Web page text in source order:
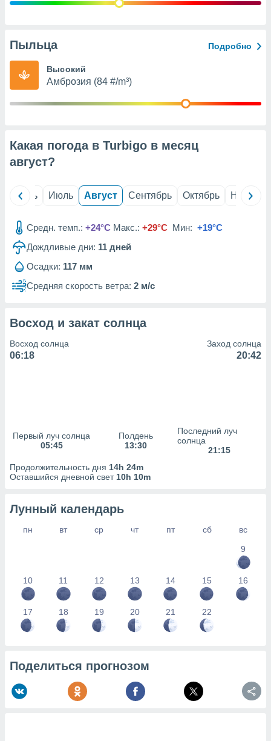
рекламы
сведения
1199
Пыльца Подробно
Высокий
Амброзия (84 #/m³)
Какая погода в Turbigo в месяц
август?
Июнь Июль Август Сентябрь Октябрь Ноябрь
Средн. темп.: +24°C Макс.: +29°C Мин: +19°C
Дождливые дни: 11 дней
Осадки: 117 мм
Средняя скорость ветра: 2 м/с
Восход и закат солнца
Восход солнца
06:18
Заход солнца
20:42
Первый луч солнца
05:45
Полдень
13:30
Последний луч
солнца
21:15
Продолжительность дня 14h 24m
Оставшийся дневной свет 10h 10m
Лунный календарь
пн вт ср чт пт сб
вс
9
10 11 12 13 14 15 16
17 18 19 20 21 22
Поделиться прогнозом